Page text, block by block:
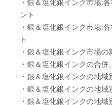
・銀＆塩化銀インク市場:
ント
・銀＆塩化銀インク市場:
ト
・銀＆塩化銀インク市場
・銀＆塩化銀インクの合
・銀＆塩化銀インクの地
・銀＆塩化銀インクの地
・銀＆塩化銀インクの地